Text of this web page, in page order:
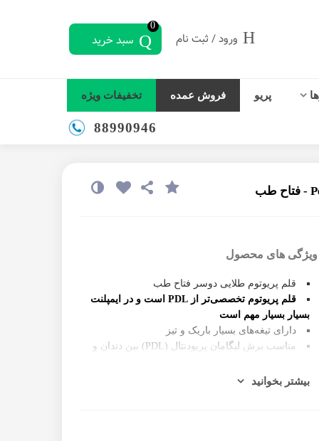
ورود / ثبت نام
0
سبد خرید
پریو فروش عمده تخفیفات ویژه
88990946
ویژگی های محصول
قلم پریوتوم طلایی دوسر فتاح طب
قلم پریوتوم تخصصی‌تر از PDL است و در ایمپلنت
بسیار بسیار مهم است
دارای تیغه‌های بسیار باریک و تیز
مناسب برش لیگامان پریودنتال (PDL) بین دندان و
ابزار جراحی ظریف برای کشیدن آتروماتیک دندان و
بیشتر بخوانید